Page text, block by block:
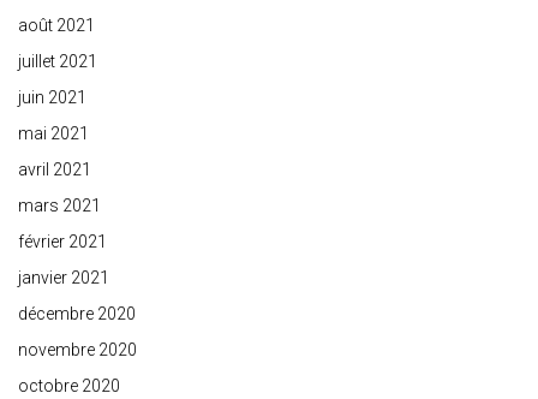
août 2021
juillet 2021
juin 2021
mai 2021
avril 2021
mars 2021
février 2021
janvier 2021
décembre 2020
novembre 2020
octobre 2020